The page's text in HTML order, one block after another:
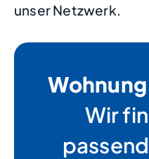
unser Netzwerk.
Wir